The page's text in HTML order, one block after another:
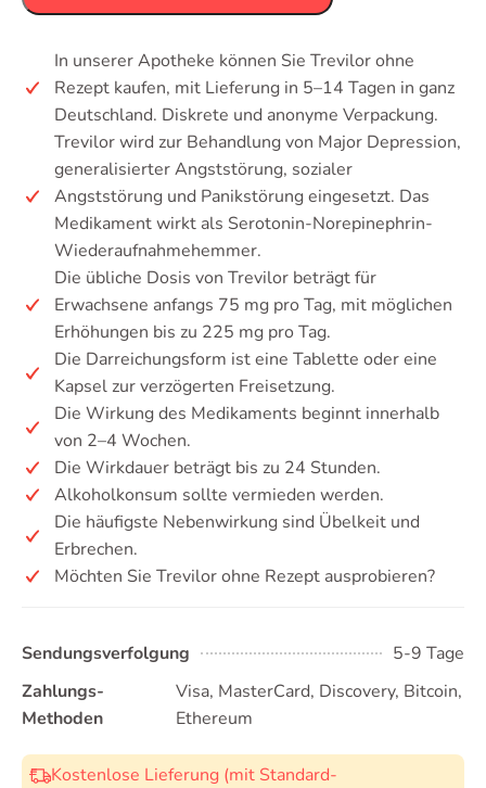
In unserer Apotheke können Sie Trevilor ohne
Rezept kaufen, mit Lieferung in 5–14 Tagen in ganz
Deutschland. Diskrete und anonyme Verpackung.
Trevilor wird zur Behandlung von Major Depression,
generalisierter Angststörung, sozialer
Angststörung und Panikstörung eingesetzt. Das
Medikament wirkt als Serotonin-Norepinephrin-
Wiederaufnahmehemmer.
Die übliche Dosis von Trevilor beträgt für
Erwachsene anfangs 75 mg pro Tag, mit möglichen
Erhöhungen bis zu 225 mg pro Tag.
Die Darreichungsform ist eine Tablette oder eine
Kapsel zur verzögerten Freisetzung.
Die Wirkung des Medikaments beginnt innerhalb
von 2–4 Wochen.
Die Wirkdauer beträgt bis zu 24 Stunden.
Alkoholkonsum sollte vermieden werden.
Die häufigste Nebenwirkung sind Übelkeit und
Erbrechen.
Möchten Sie Trevilor ohne Rezept ausprobieren?
Sendungsverfolgung
5-9 Tage
Zahlungs-
Methoden
Visa, MasterCard, Discovery, Bitcoin,
Ethereum
Kostenlose Lieferung (mit Standard-